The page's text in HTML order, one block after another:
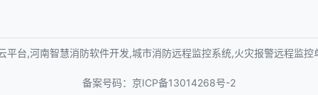
台,河南智慧消防软件开发,城市消防远程监控系统,火灾报警远程监
备案号码： 京ICP备13014268号-2